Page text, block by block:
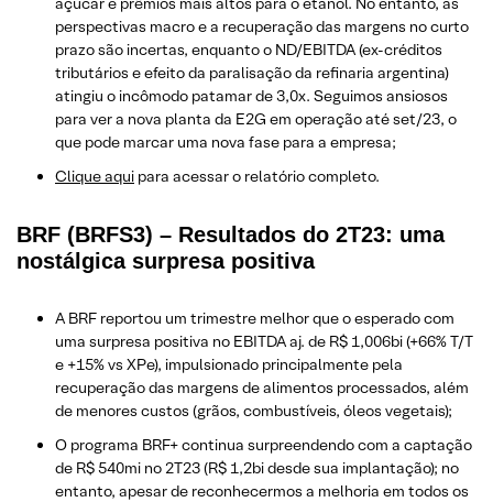
perspectivas macro e a recuperação das margens no curto
prazo são incertas, enquanto o ND/EBITDA (ex-créditos
tributários e efeito da paralisação da refinaria argentina)
atingiu o incômodo patamar de 3,0x. Seguimos ansiosos
para ver a nova planta da E2G em operação até set/23, o
que pode marcar uma nova fase para a empresa;
Clique aqui para acessar o relatório completo.
BRF (BRFS3) – Resultados do 2T23: uma
nostálgica surpresa positiva
A BRF reportou um trimestre melhor que o esperado com
uma surpresa positiva no EBITDA aj. de R$ 1,006bi (+66% T/T
e +15% vs XPe), impulsionado principalmente pela
recuperação das margens de alimentos processados, além
de menores custos (grãos, combustíveis, óleos vegetais);
O programa BRF+ continua surpreendendo com a captação
de R$ 540mi no 2T23 (R$ 1,2bi desde sua implantação); no
entanto, apesar de reconhecermos a melhoria em todos os